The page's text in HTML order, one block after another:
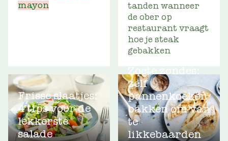
mayon
tanden wanneer
de ober op
restaurant vraagt
hoe je steak
gebakken
Frisse slaatjes:
4 tips voor de
lekkerste
salade
zelf
pannenkoeken
bakken om van
te
likkebaarden